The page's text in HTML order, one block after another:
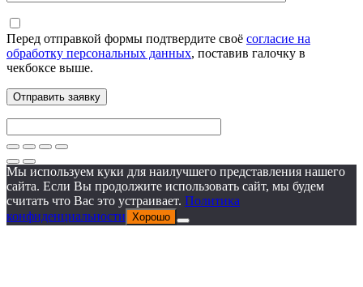
Перед отправкой формы подтвердите своё согласие на
обработку персональных данных, поставив галочку в
чекбоксе выше.
Мы используем куки для наилучшего представления нашего
сайта. Если Вы продолжите использовать сайт, мы будем
считать что Вас это устраивает. Политика
конфиденциальности Хорошо